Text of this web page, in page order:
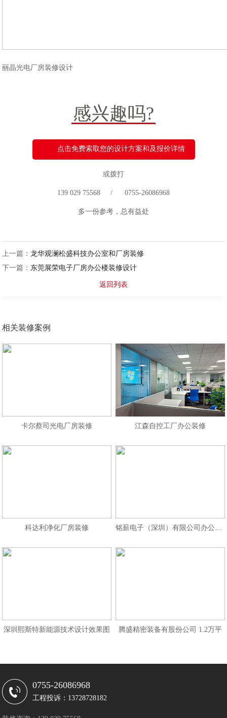
丽晶光电厂房装修设计
感兴趣吗?
点击免费索取您的设计方案和及报价详情
或拨打
139 029 75568 / 0755-26086968
多一份参考，总有益处
上一篇：龙华观澜松盛科技办公室和厂房装修
下一篇： 东莞展荣电子厂房办公楼装修设计
返回列表
相关装修案例
卡尔蔡司光电厂房装修 江森自控工厂办公装修
科达利净化厂房装修
深圳熙斯特新能源技术设计效果图 腾盛精密装备有股份公司 1.2万平
0755-26086968
工程投诉：13728728182